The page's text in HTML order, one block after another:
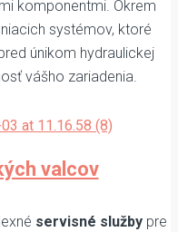
komponentmi. Okrem
systémov, ktoré
únikom hydraulickej
vášho zariadenia.
valcov
servisné službypre